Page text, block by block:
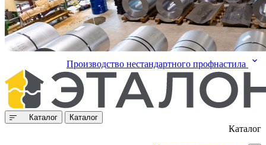
Производство нестандартного профнастила
Каталог Каталог
Каталог